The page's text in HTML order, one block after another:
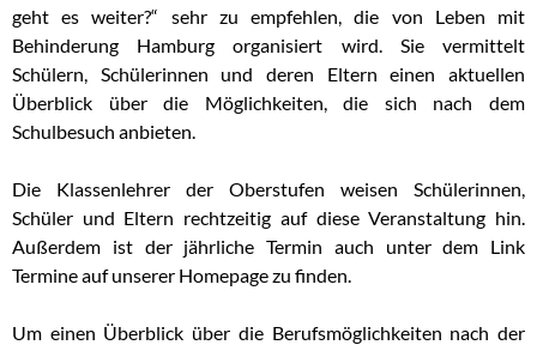
geht es weiter?“ sehr zu empfehlen, die von Leben mit
Behinderung Hamburg organisiert wird. Sie vermittelt
Schülern, Schülerinnen und deren Eltern einen aktuellen
Überblick über die Möglichkeiten, die sich nach dem
Schulbesuch anbieten.
Die Klassenlehrer der Oberstufen weisen Schülerinnen,
Schüler und Eltern rechtzeitig auf diese Veranstaltung hin.
Außerdem ist der jährliche Termin auch unter dem Link
Termine auf unserer Homepage zu finden.
Um einen Überblick über die Berufsmöglichkeiten nach der